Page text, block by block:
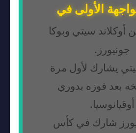
الأولى في
أوكلاند سيتي وبوكا
جونيورز.
يشارك لأول مرة
بعد فوزه بدوري
أوقيانوسيا.
شارك في كأس